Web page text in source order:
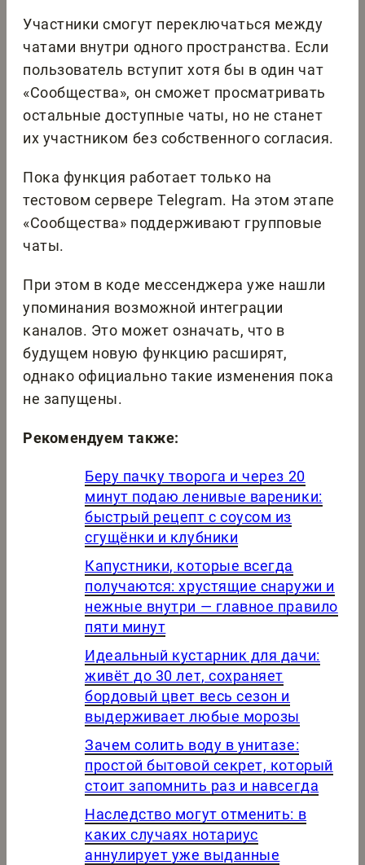
Участники смогут переключаться между
чатами внутри одного пространства. Если
пользователь вступит хотя бы в один чат
«Сообщества», он сможет просматривать
остальные доступные чаты, но не станет
их участником без собственного согласия.
Пока функция работает только на
тестовом сервере Telegram. На этом этапе
«Сообщества» поддерживают групповые
чаты.
При этом в коде мессенджера уже нашли
упоминания возможной интеграции
каналов. Это может означать, что в
будущем новую функцию расширят,
однако официально такие изменения пока
не запущены.
Рекомендуем также:
Беру пачку творога и через 20
минут подаю ленивые вареники:
быстрый рецепт с соусом из
сгущёнки и клубники
Капустники, которые всегда
получаются: хрустящие снаружи и
нежные внутри — главное правило
пяти минут
Идеальный кустарник для дачи:
живёт до 30 лет, сохраняет
бордовый цвет весь сезон и
выдерживает любые морозы
Зачем солить воду в унитазе:
простой бытовой секрет, который
стоит запомнить раз и навсегда
Наследство могут отменить: в
каких случаях нотариус
аннулирует уже выданные